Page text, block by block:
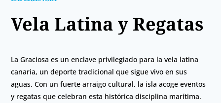
Vela Latina y Regatas
La Graciosa es un enclave privilegiado para la vela latina
canaria, un deporte tradicional que sigue vivo en sus
aguas. Con un fuerte arraigo cultural, la isla acoge eventos
y regatas que celebran esta histórica disciplina marítima.